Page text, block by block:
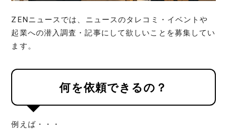
ZENニュースでは、ニュースのタレコミ・イベントや
起業への潜入調査・記事にして欲しいことを募集してい
ます。
何を依頼できるの？
例えば・・・